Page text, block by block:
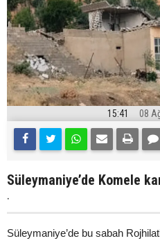
15:41 08
Süleymaniye’de Komele
.
Süleymaniye’de bu sabah